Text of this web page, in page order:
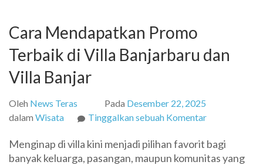
Cara Mendapatkan Promo
Terbaik di Villa Banjarbaru dan
Villa Banjar
Oleh News Teras Pada Desember 22, 2025
dalam Wisata Tinggalkan sebuah Komentarpada
Mendapatkan
Promo
Menginap di villa kini menjadi pilihan favorit bagi
banyak keluarga, pasangan, maupun komunitas yang